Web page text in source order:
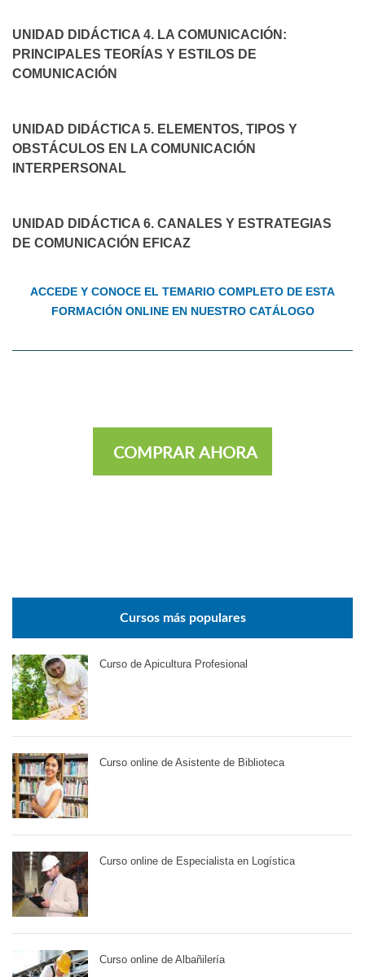
UNIDAD DIDÁCTICA 4. LA COMUNICACIÓN:
PRINCIPALES TEORÍAS Y ESTILOS DE
COMUNICACIÓN
UNIDAD DIDÁCTICA 5. ELEMENTOS, TIPOS Y
OBSTÁCULOS EN LA COMUNICACIÓN
INTERPERSONAL
UNIDAD DIDÁCTICA 6. CANALES Y ESTRATEGIAS
DE COMUNICACIÓN EFICAZ
ACCEDE Y CONOCE EL TEMARIO COMPLETO DE ESTA
FORMACIÓN ONLINE EN NUESTRO CATÁLOGO
COMPRAR AHORA
Cursos más populares
Curso de Apicultura Profesional
Curso online de Asistente de Biblioteca
Curso online de Especialista en Logística
Curso online de Albañilería